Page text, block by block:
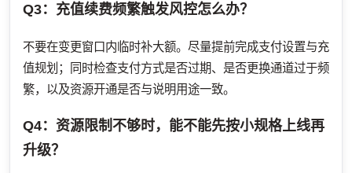
Q3：充值续费频繁触发风控怎么办？
不要在变更窗口内临时补大额。尽量提前完成支付设置与充
值规划；同时检查支付方式是否过期、是否更换通道过于频
繁，以及资源开通是否与说明用途一致。
Q4：资源限制不够时，能不能先按小规格上线再
升级？